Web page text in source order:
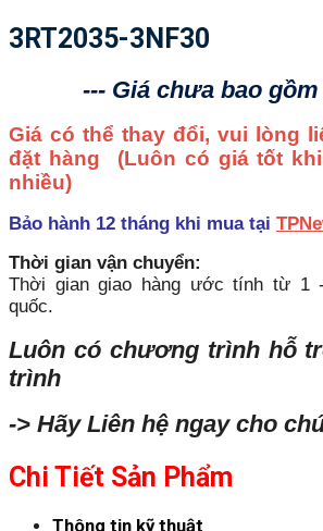
3RT2035-3NF30
--- Giá chưa bao gồm
Giá có thể thay đổi, vui lòng
đặt hàng (Luôn có giá tốt
nhiều)
Bảo hành 12 tháng khi mua tại
Thời gian vận chuyển:
Thời gian giao hàng ước tính từ 1
quốc.
Luôn có chương trình hỗ
trình
-> Hãy Liên hệ ngay cho
Chi Tiết Sản Phẩm
Thông tin kỹ thuật